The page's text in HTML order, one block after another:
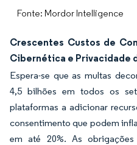
Fonte: Mordor Intelligence
Crescentes Custos de
Cibernética e Privacidade
Espera-se que as multas
4,5 bilhões em todos os
plataformas a adicionar
consentimento que podem
em até 20%. As